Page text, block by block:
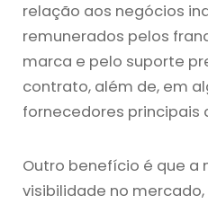
relação aos negócios
remunerados pelos
marca e pelo suporte
contrato, além de, em
fornecedores principais
Outro benefício é que a
visibilidade no